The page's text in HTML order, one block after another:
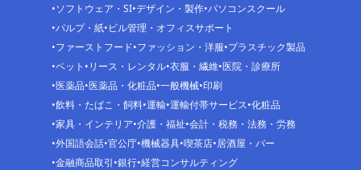
ソフトウェア・SI デザイン・製作 パソコンスクール
パルプ・紙 ビル管理・オフィスサポート
ファーストフード ファッション・洋服 プラスチック製品
ペット リース・レンタル 衣服・繊維 医院・診療所
医薬品 医薬品・化粧品 一般機械 印刷
飲料・たばこ・飼料 運輸 運輸付帯サービス 化粧品
家具・インテリア 介護・福祉 会計・税務・法務・労務
外国語会話 官公庁 機械器具 喫茶店 居酒屋・バー
金融商品取引 銀行 経営コンサルティング